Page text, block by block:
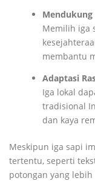
Memilih iga
membantu
Adaptasi
Iga lokal
tradisional
dan kaya
Meskipun iga sapi
tertentu, seperti
potongan yang